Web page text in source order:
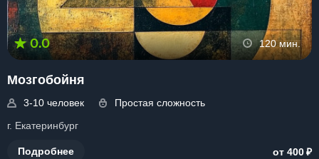
0.0 120 мин.
Мозгобойня
3-10 человек
Простая сложность
г. Екатеринбург
Подробнее от 400₽